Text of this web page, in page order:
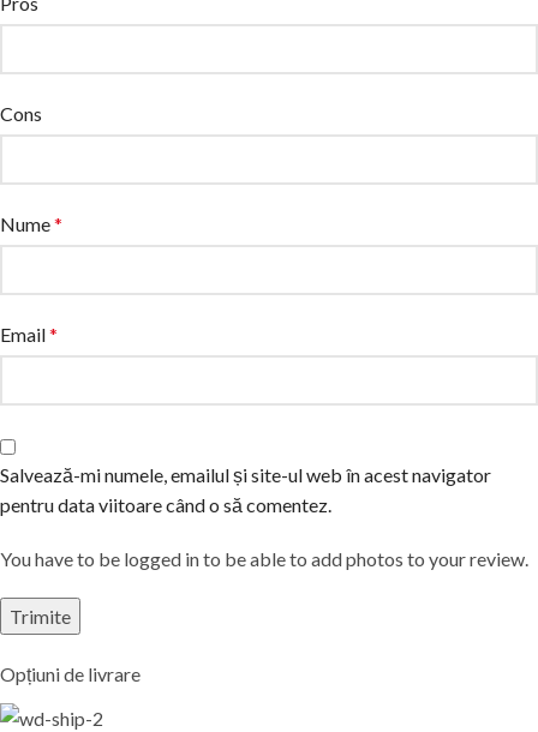
Cons
Nume*
Email*
Salvează-mi numele, emailul și site-ul web în acest navigator
pentru data viitoare când o să comentez.
You have to be logged in to be able to add photos to your review.
Alternative:
Opțiuni de livrare